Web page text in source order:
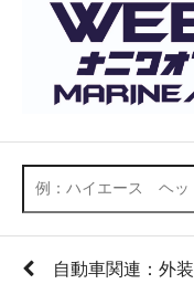
自動車関連：外装